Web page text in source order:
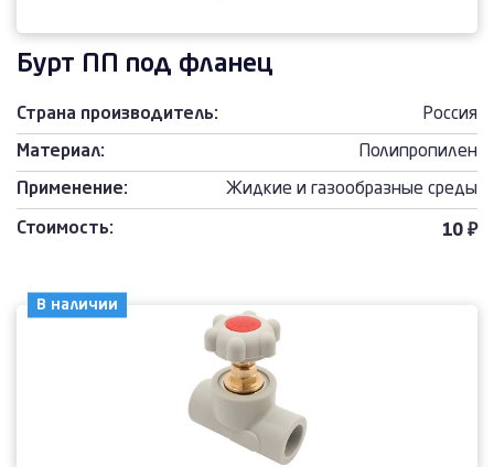
Бурт ПП под фланец
Страна производитель: Россия
Материал: Полипропилен
Применение: Жидкие и газообразные среды
Стоимость: 10 ₽
В наличии